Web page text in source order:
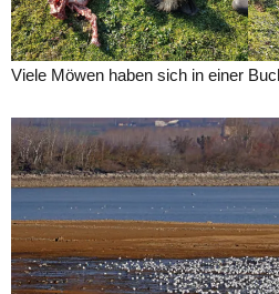
Viele Möwen haben sich in einer